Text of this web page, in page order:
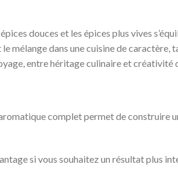
douces et les épices plus vives
mélange dans une cuisine de caractère,
entre héritage culinaire et créativité
complet permet de construire
si vous souhaitez un résultat plus